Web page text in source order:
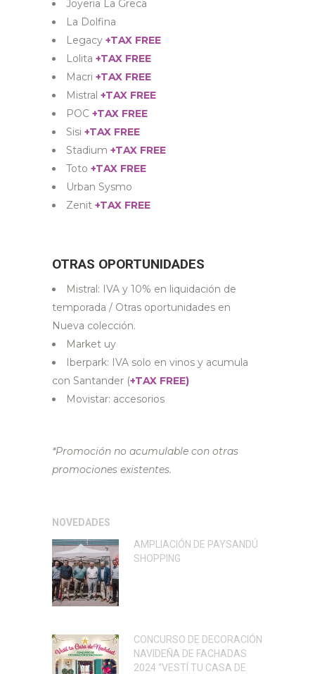
Joyeria La Greca
La Dolfina
Legacy +TAX FREE
Lolita +TAX FREE
Macri +TAX FREE
Mistral +TAX FREE
POC +TAX FREE
Sisi +TAX FREE
Stadium +TAX FREE
Toto +TAX FREE
Urban Sysmo
Zenit +TAX FREE
OTRAS OPORTUNIDADES
Mistral: IVA y 10% en liquidación de
temporada / Otras oportunidades en
Nueva colección.
Market uy
Iberpark: IVA solo en vinos y acumula
con Santander (+TAX FREE)
Movistar: accesorios
*Promoción no acumulable con otras
promociones existentes.
NOVEDADES
AMPLIACIÓN DE PAYSANDÚ
SHOPPING
CONCURSO DE DECORACIÓN
NAVIDEÑA DE FACHADAS
2024 “VESTÍ TU CASA DE